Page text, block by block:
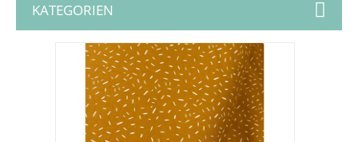
KATEGORIEN